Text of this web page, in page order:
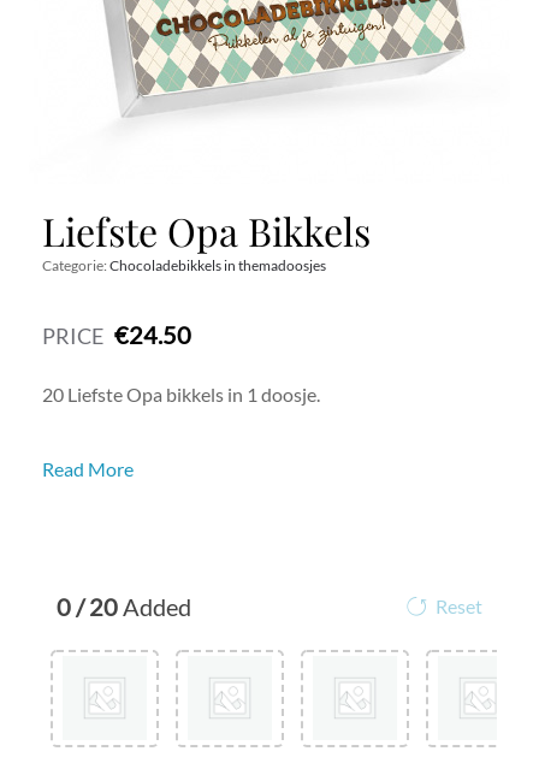
Liefste Opa Bikkels
Categorie: Chocoladebikkels in themadoosjes
PRICE €24.50
20 Liefste Opa bikkels in 1 doosje.
Stuur dan op de Kassa pagina, via het vak ‘Sticker
binnenkant van de verpakking.
aan jou.
Read More
0 / 20 Added Reset